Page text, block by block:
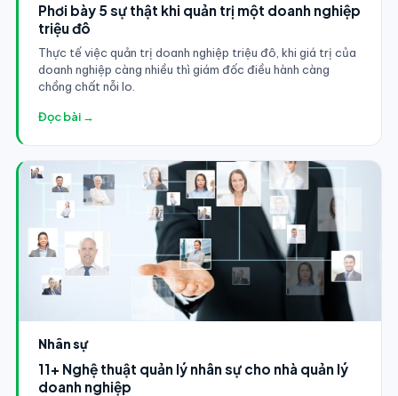
Phơi bày 5 sự thật khi quản trị một doanh nghiệp
triệu đô
Thực tế việc quản trị doanh nghiệp triệu đô, khi giá trị của
doanh nghiệp càng nhiều thì giám đốc điều hành càng
chồng chất nỗi lo.
Đọc bài →
Nhân sự
11+ Nghệ thuật quản lý nhân sự cho nhà quản lý
doanh nghiệp